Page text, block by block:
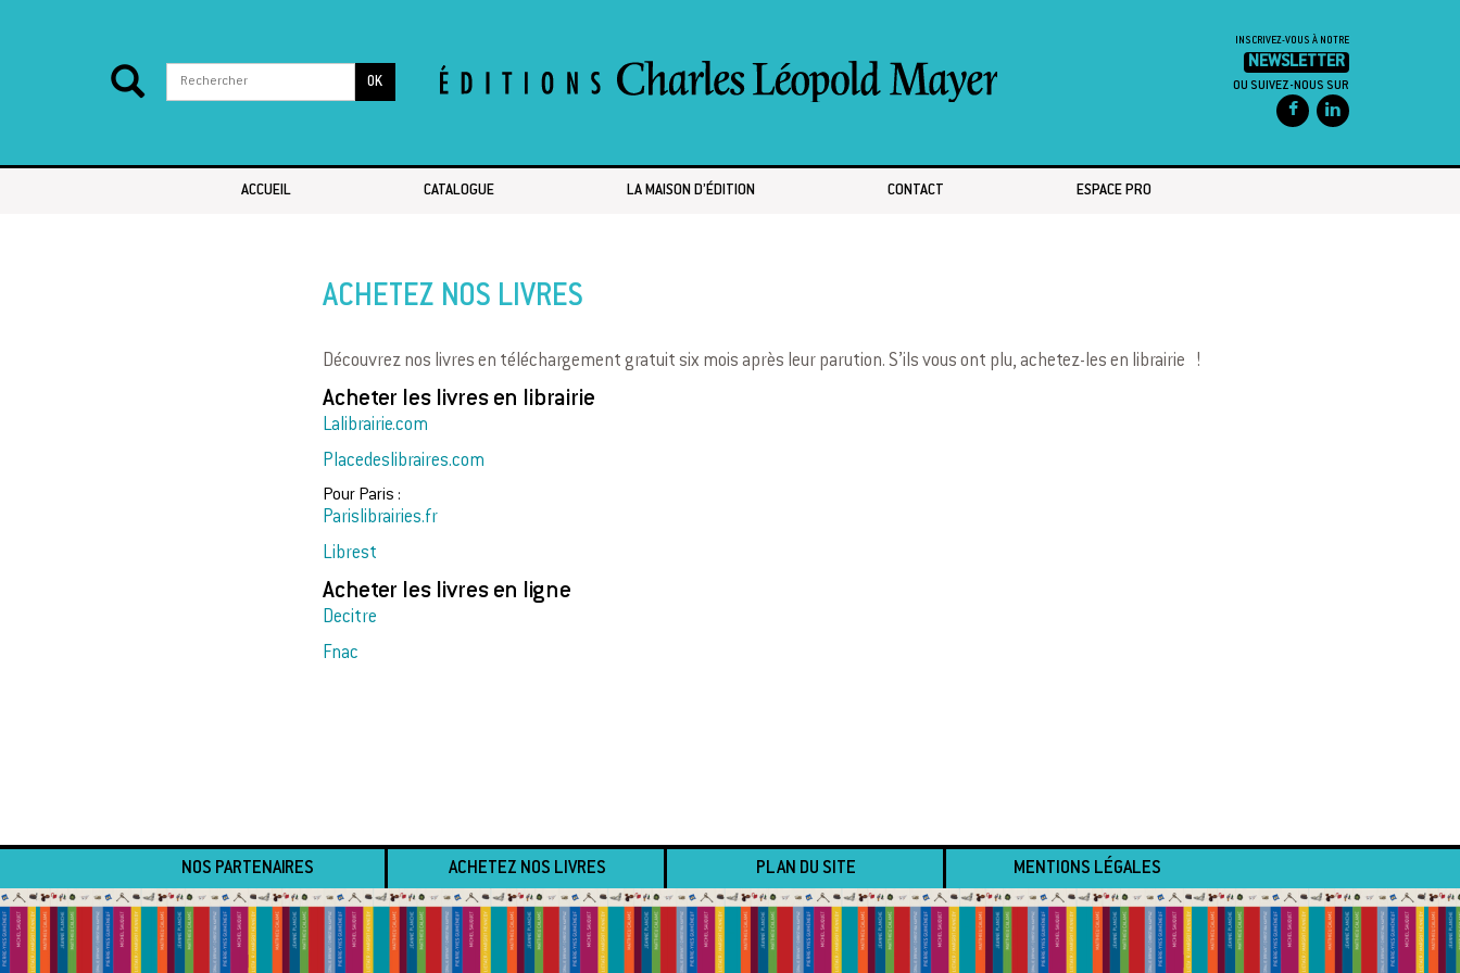
OK
INSCRIVEZ-VOUS À NOTRE
NEWSLETTER
OU SUIVEZ-NOUS SUR
ACCUEIL CATALOGUE LA MAISON D’ÉDITION CONTACT ESPACE PRO
ACHETEZ NOS LIVRES
Découvrez nos livres en téléchargement gratuit six mois après leur parution. S’ils vous ont plu, achetez-les en librairie !
Acheter les livres en librairie
Lalibrairie.com
Placedeslibraires.com
Pour Paris :
Parislibrairies.fr
Librest
Acheter les livres en ligne
Decitre
Fnac
NOS PARTENAIRES ACHETEZ NOS LIVRES PLAN DU SITE MENTIONS LÉGALES